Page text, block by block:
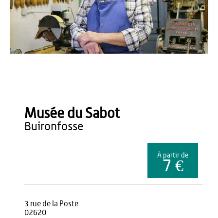
OT du Pays de Thiérache
Musée du Sabot
buironfosse
À partir de
7 €
3 rue de la Poste
02620